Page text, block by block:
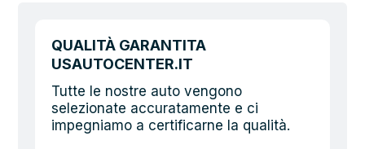
QUALITÀ GARANTITA
USAUTOCENTER.IT
Tutte le nostre auto vengono
selezionate accuratamente e ci
impegniamo a certificarne la qualità.